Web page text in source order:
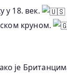
у 18. век.
круном.
је